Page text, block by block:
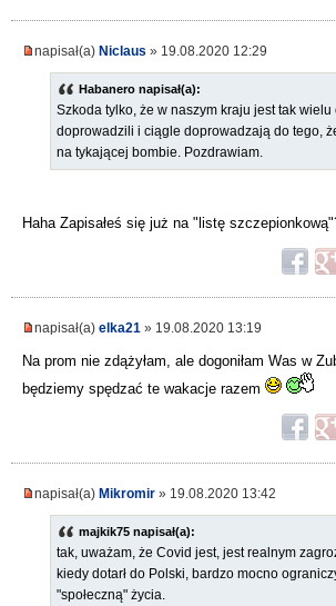
napisał(a) Niclaus » 19.08.2020 12:29
Habanero napisał(a):
Szkoda tylko, że w naszym kraju jest tak wielu
doprowadzili i ciągle doprowadzają do tego,
na tykającej bombie. Pozdrawiam.
Haha Zapisałeś się już na "listę
napisał(a) elka21 » 19.08.2020 13:19
Na prom nie zdążyłam, ale dogoniłam Was w
będziemy spędzać te wakacje razem
napisał(a) Mikromir » 19.08.2020 13:42
majkik75 napisał(a):
tak, uważam, że Covid jest, jest realnym
kiedy dotarł do Polski, bardzo mocno
"społeczną" życia.